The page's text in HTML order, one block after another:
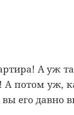
А уж
потом уж,
его давно